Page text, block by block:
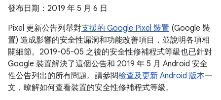
發布日期：2019 年 5 月 6 日
Pixel 更新公告列舉對支援的 Google Pixel 裝置 (Google 裝
置) 造成影響的安全性漏洞和功能改善項目，並說明各項相
關細節。2019-05-05 之後的安全性修補程式等級也已針對
Google 裝置解決了這個公告和 2019 年 5 月 Android 安全
性公告列出的所有問題。請參閱檢查及更新 Android 版本一
文，瞭解如何查看裝置的安全性修補程式等級。